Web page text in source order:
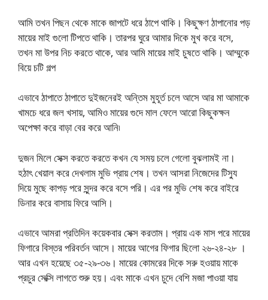
আমি তখন পিছন থেকে মাকে জাপটে ধরে ঠাপে থাকি। কিছুক্ষণ ঠাপানোর পড়
মায়ের মাই গুলো টিপতে থাকি। তারপর ঘুরে আমার দিকে মুখ করে বসে,
তখন মা উপর নিচ করতে থাকে, আর আমি মায়ের মাই চুষতে থাকি। আম্মুকে
বিয়ে চটি গল্প
এভাবে ঠাপাতে ঠাপাতে দুইজনেরই অন্তিম মুহূর্ত চলে আসে আর মা আমাকে
খামচে ধরে জল খসায়, আমিও মায়ের গুদে মাল ফেলে আরো কিছুকক্ষন
অপেক্ষা করে বাড়া বের করে আনি৷
দুজন মিলে সেক্স করতে করতে কখন যে সময় চলে গেলো বুঝলামই না।
হঠাৎ খেয়াল করে দেখলাম মুভি প্রায় শেষ। তখন আসরা নিজেদের টিস্যু
দিয়ে মুছে কাপড় পরে সুন্দর করে বসে পরি। এর পর মুভি শেষ করে বাইরে
ডিনার করে বাসায় ফিরে আসি।
এভাবে আমরা প্রতিদিন কয়েকবার সেক্স করতাম। প্রায় এক মাস পরে মায়ের
ফিগারে বিস্তর পরিবর্তন আসে। মায়ের আগের ফিগার ছিলো ২৬-২৪-২৮ ।
আর এখন হয়েছে ৩৫-২৯-৩৬। মায়ের কোমরের দিকে সরু হওয়ায় মাকে
প্রচুর সেক্সি লাগতে শুরু হয়। এবং মাকে এখন চুদে বেশি মজা পাওয়া যায়